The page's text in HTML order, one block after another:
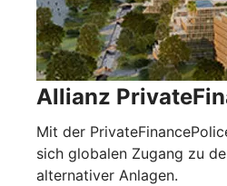
Allianz
Mit der
sich globalen Zugang zu
alternativer Anlagen.